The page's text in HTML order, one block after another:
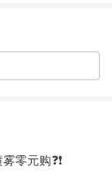
零元购❓❗